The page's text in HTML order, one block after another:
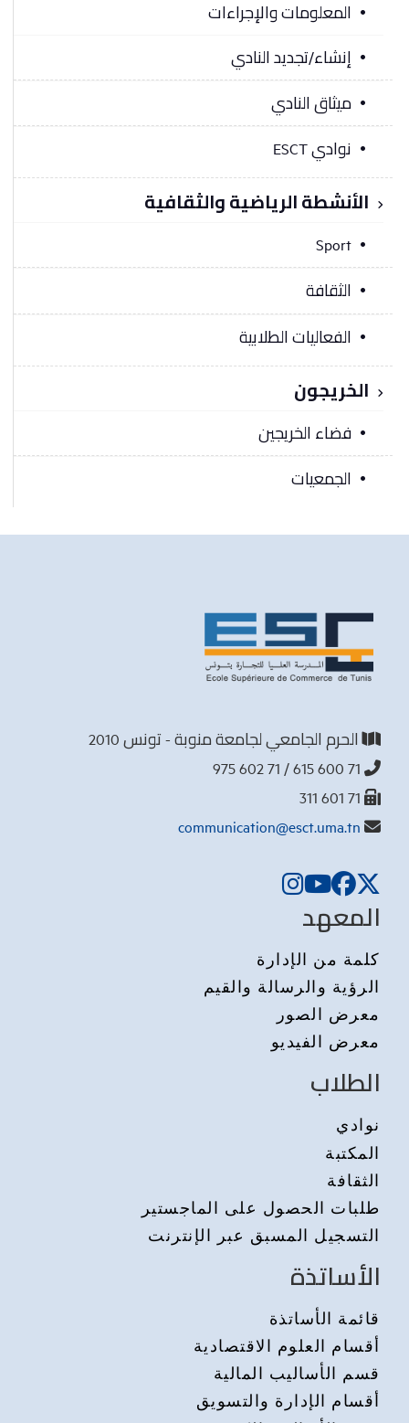
المعلومات والإجراءات
إنشاء/تجديد النادي
ميثاق النادي
نوادي ESCT
الأنشطة الرياضية والثقافية
Sport
الثقافة
الفعاليات الطلابية
الخريجون
فضاء الخريجين
الجمعيات
الحرم الجامعي لجامعة منوبة - تونس 2010
communication@esct.uma.tn
المعهد
كلمة من الإدارة
الرؤية والرسالة والقيم
معرض الصور
معرض الفيديو
الطلاب
نوادي
المكتبة
الثقافة
طلبات الحصول على الماجستير
التسجيل المسبق عبر الإنترنت
الأساتذة
قائمة الأساتذة
أقسام العلوم الاقتصادية
قسم الأساليب المالية
أقسام الإدارة والتسويق